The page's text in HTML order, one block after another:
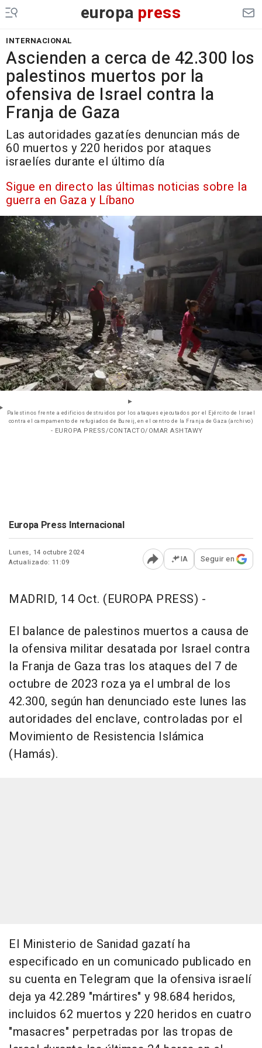
europa press
INTERNACIONAL
Ascienden a cerca de 42.300 los
palestinos muertos por la
ofensiva de Israel contra la
Franja de Gaza
Las autoridades gazatíes denuncian más de
60 muertos y 220 heridos por ataques
israelíes durante el último día
Sigue en directo las últimas noticias sobre la
guerra en Gaza y Líbano
Palestinos frente a edificios destruidos por los ataques ejecutados por el Ejército de Israel
contra el campamento de refugiados de Bureij, en el centro de la Franja de Gaza (archivo)
- EUROPA PRESS/CONTACTO/OMAR ASHTAWY
Europa Press Internacional
Lunes, 14 octubre 2024
Actualizado: 11:09
Abrir opciones para
IA Seguir en
MADRID, 14 Oct. (EUROPA PRESS) -
El balance de palestinos muertos a causa de
la ofensiva militar desatada por Israel contra
la Franja de Gaza tras los ataques del 7 de
octubre de 2023 roza ya el umbral de los
42.300, según han denunciado este lunes las
autoridades del enclave, controladas por el
Movimiento de Resistencia Islámica
(Hamás).
El Ministerio de Sanidad gazatí ha
especificado en un comunicado publicado en
su cuenta en Telegram que la ofensiva israelí
deja ya 42.289 "mártires" y 98.684 heridos,
incluidos 62 muertos y 220 heridos en cuatro
"masacres" perpetradas por las tropas de